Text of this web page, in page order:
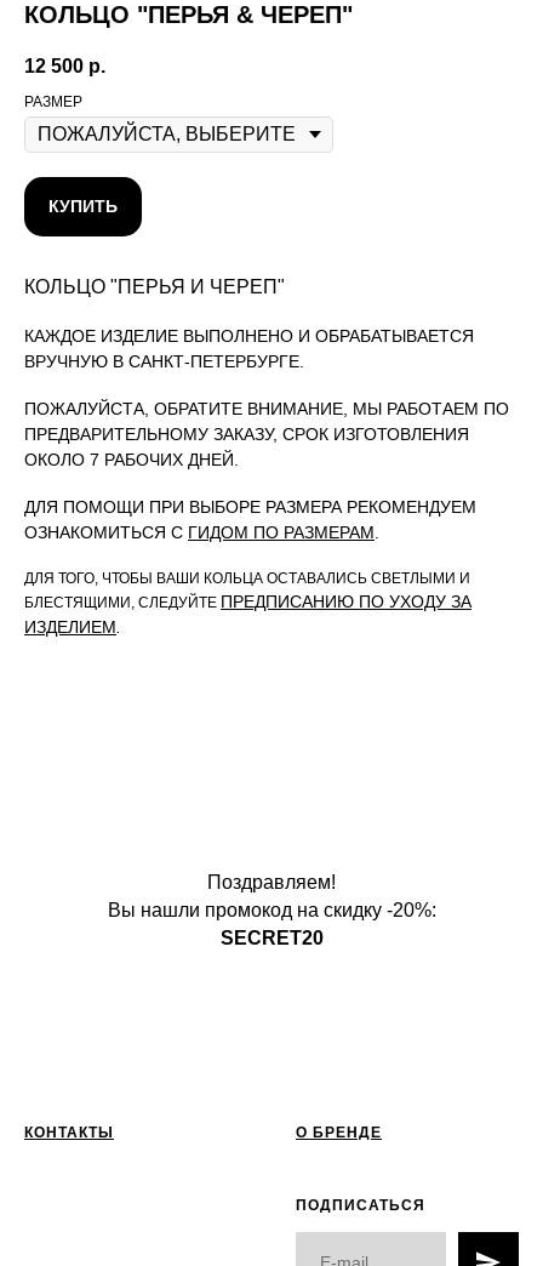
КОЛЬЦО "ПЕРЬЯ & ЧЕРЕП"
12 500 р.
РАЗМЕР
КУПИТЬ
КОЛЬЦО "ПЕРЬЯ И ЧЕРЕП"
КАЖДОЕ ИЗДЕЛИЕ ВЫПОЛНЕНО И ОБРАБАТЫВАЕТСЯ
ВРУЧНУЮ В САНКТ-ПЕТЕРБУРГЕ.
ПОЖАЛУЙСТА, ОБРАТИТЕ ВНИМАНИЕ, МЫ РАБОТАЕМ ПО
ПРЕДВАРИТЕЛЬНОМУ ЗАКАЗУ, СРОК ИЗГОТОВЛЕНИЯ
ОКОЛО 7 РАБОЧИХ ДНЕЙ.
ДЛЯ ПОМОЩИ ПРИ ВЫБОРЕ РАЗМЕРА РЕКОМЕНДУЕМ
ОЗНАКОМИТЬСЯ С ГИДОМ ПО РАЗМЕРАМ.
ДЛЯ ТОГО, ЧТОБЫ ВАШИ КОЛЬЦА ОСТАВАЛИСЬ СВЕТЛЫМИ И
БЛЕСТЯЩИМИ, СЛЕДУЙТЕ ПРЕДПИСАНИЮ ПО УХОДУ ЗА
ИЗДЕЛИЕМ.
Поздравляем!
Вы нашли промокод на скидку -20%:
SECRET20
КОНТАКТЫ О БРЕНДЕ
ПОДПИСАТЬСЯ